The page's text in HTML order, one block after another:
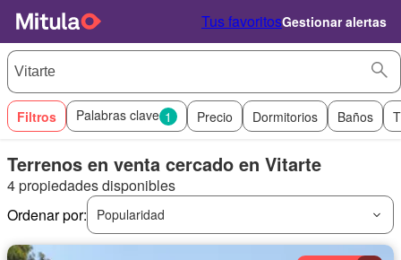
Tus favoritosGestionar alertas
Filtros Palabras clave 1 Precio Dormitorios Baños
Terrenos en venta cercado en Vitarte
4 propiedades disponibles
Ordenar por:
Popularidad